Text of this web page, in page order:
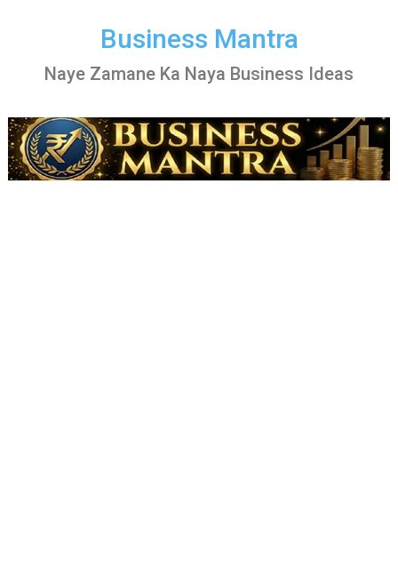
Business Mantra
Naye Zamane Ka Naya Business Ideas